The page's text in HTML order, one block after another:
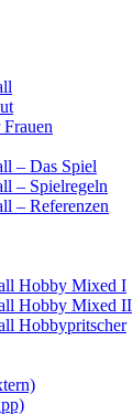
– Das Spiel
– Spielregeln
– Referenzen
Hobby Mixed I
Hobby Mixed II
Hobbypritscher